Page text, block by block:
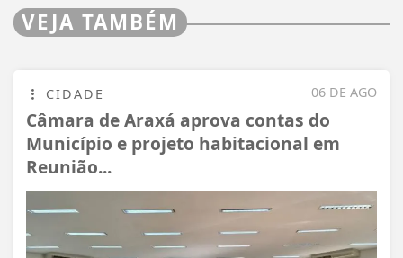
VEJA TAMBÉM
06 DE AGO
CIDADE
Câmara de Araxá aprova contas do
Município e projeto habitacional em
Reunião...